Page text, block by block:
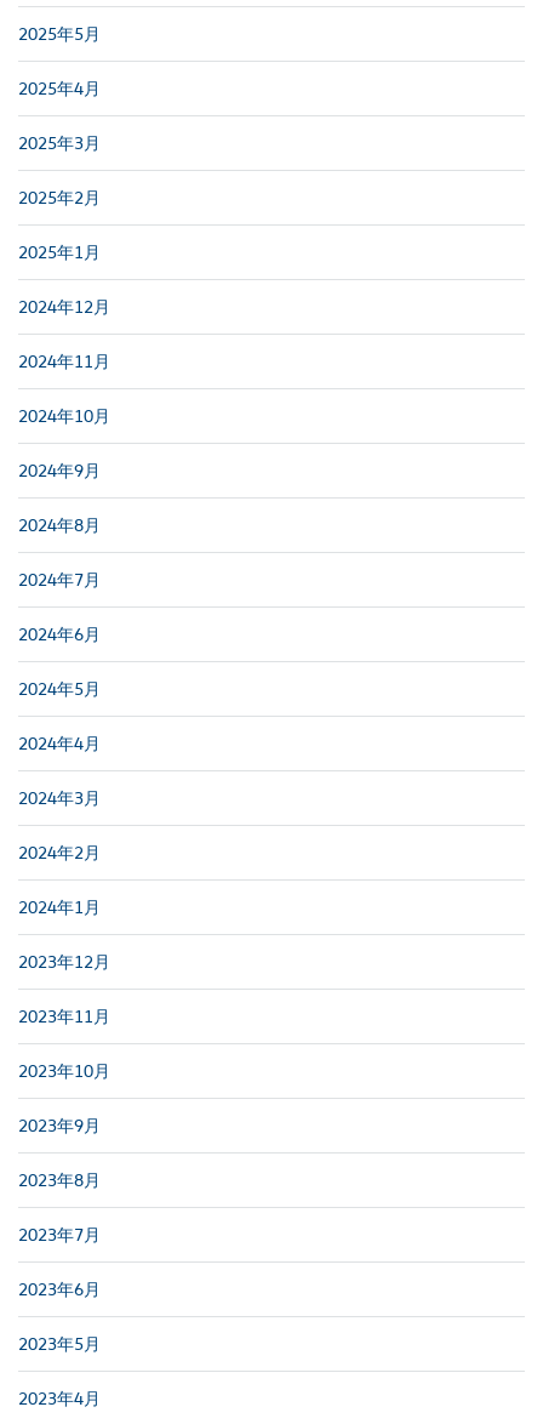
2025年5月
2025年4月
2025年3月
2025年2月
2025年1月
2024年12月
2024年11月
2024年10月
2024年9月
2024年8月
2024年7月
2024年6月
2024年5月
2024年4月
2024年3月
2024年2月
2024年1月
2023年12月
2023年11月
2023年10月
2023年9月
2023年8月
2023年7月
2023年6月
2023年5月
2023年4月